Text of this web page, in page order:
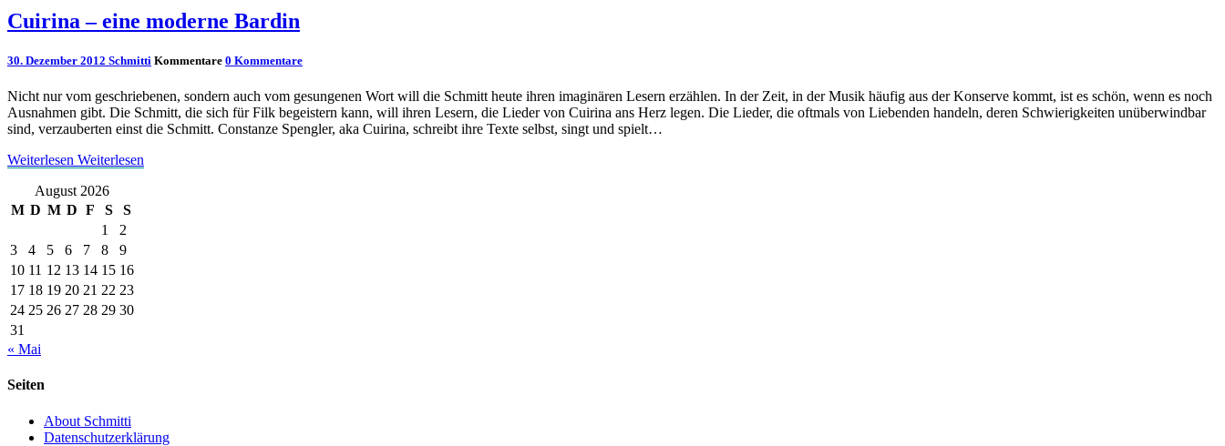
Cuirina – eine moderne Bardin
30. Dezember 2012 Schmitti Kommentare 0 Kommentare
Nicht nur vom geschriebenen, sondern auch vom gesungenen Wort will die Schmitt heute ihren imaginären Lesern erzählen. In der Zeit, in der Musik häufig aus der Konserve kommt, ist es schön, wenn es noch
Ausnahmen gibt. Die Schmitt, die sich für Filk begeistern kann, will ihren Lesern, die Lieder von Cuirina ans Herz legen. Die Lieder, die oftmals von Liebenden handeln, deren Schwierigkeiten unüberwindbar
sind, verzauberten einst die Schmitt. Constanze Spengler, aka Cuirina, schreibt ihre Texte selbst, singt und spielt…
Weiterlesen Weiterlesen
August 2026
M D M D F S
S
1
2
3
4 5 6 7 8
9
10 11 12 13 14 15 16
17 18 19 20 21 22 23
24 25 26 27 28 29 30
31
« Mai
Seiten
About Schmitti
Datenschutzerklärung